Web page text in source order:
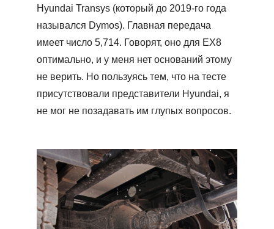
Hyundai Transys (который до 2019-го года
назывался Dymos). Главная передача
имеет число 5,714. Говорят, оно для ЕХ8
оптимально, и у меня нет оснований этому
не верить. Но пользуясь тем, что на тесте
присутствовали представители Hyundai, я
не мог не позадавать им глупых вопросов.